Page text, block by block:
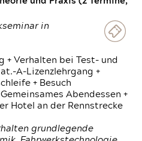
in
+ Verhalten bei Test- und
A-Lizenzlehrgang +
+ Besuch
Abendessen +
Hotel an der Rennstrecke
grundlegende